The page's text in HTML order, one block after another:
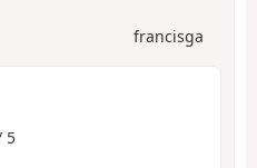
francisga
5